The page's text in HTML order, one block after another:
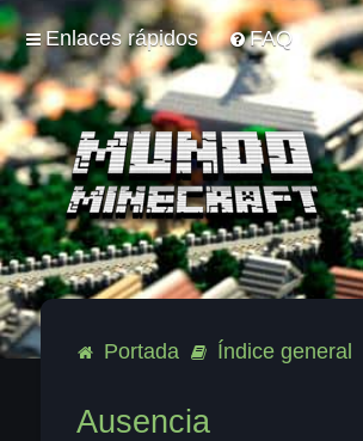
Enlaces rápidos FAQ
Portada Índice general
Ausencia